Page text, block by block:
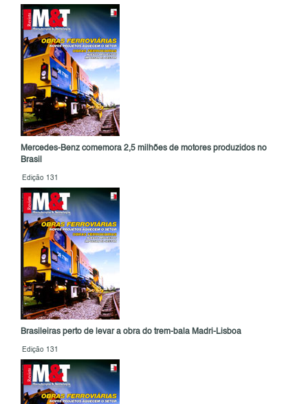
Mercedes-Benz comemora 2,5 milhões de motores produzidos no
Brasil
Edição 131
Brasileiras perto de levar a obra do trem-bala Madri-Lisboa
Edição 131